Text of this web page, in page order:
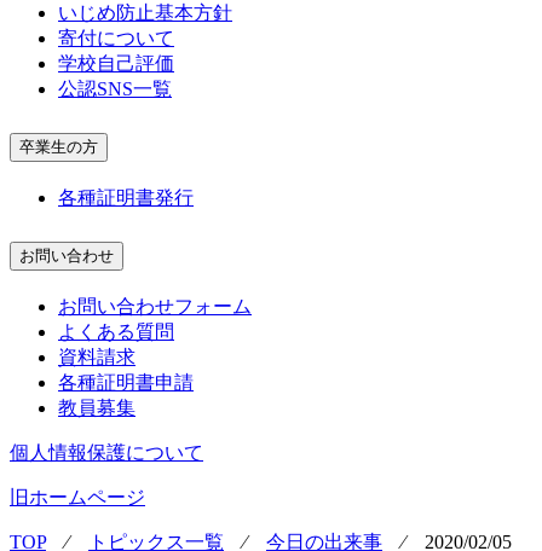
いじめ防止基本方針
寄付について
学校自己評価
公認SNS一覧
卒業生の方
各種証明書発行
お問い合わせ
お問い合わせフォーム
よくある質問
資料請求
各種証明書申請
教員募集
個人情報保護について
旧ホームページ
TOP⁄ トピックス一覧 ⁄ 今日の出来事 ⁄ 2020/02/05